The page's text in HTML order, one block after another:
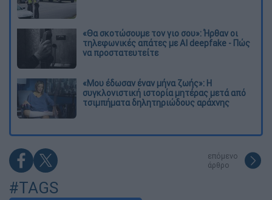
«Θα σκοτώσουμε τον γιο σου»: Ήρθαν οι
τηλεφωνικές απάτες με AI deepfake - Πώς
να προστατευτείτε
«Μου έδωσαν έναν μήνα ζωής»: Η
συγκλονιστική ιστορία μητέρας μετά από
τσιμπήματα δηλητηριώδους αράχνης
επόμενο
άρθρο
#TAGS